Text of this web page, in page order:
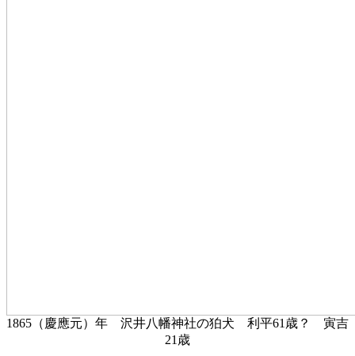
1865（慶應元）年 沢井八幡神社の狛犬 利平61歳？ 寅吉
21歳